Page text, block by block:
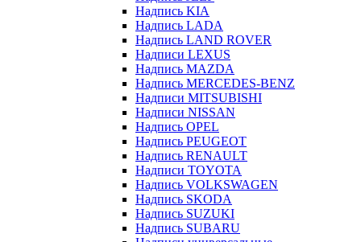
Надпись KIA
Надпись LADA
Надпись LAND ROVER
Надписи LEXUS
Надпись MAZDA
Надпись MERCEDES-BENZ
Надписи MITSUBISHI
Надписи NISSAN
Надпись OPEL
Надпись PEUGEOT
Надпись RENAULT
Надписи TOYOTA
Надпись VOLKSWAGEN
Надпись SKODA
Надпись SUZUKI
Надпись SUBARU